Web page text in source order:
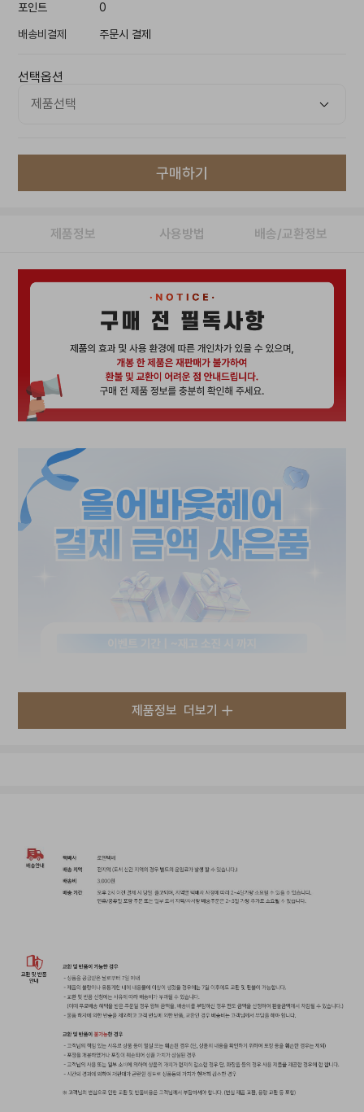
포인트 0
배송비결제 주문시 결제
선택옵션
구매하기
제품정보 사용방법 배송/교환정보
▲올어바웃헤어 결제 금액별 이벤트 ▲
주문 결제 고객께 드리는 사은품 증정 이벤트!
한정수량으로 준비한 사은품 이벤트
놓치지마세요!
제품정보 더보기